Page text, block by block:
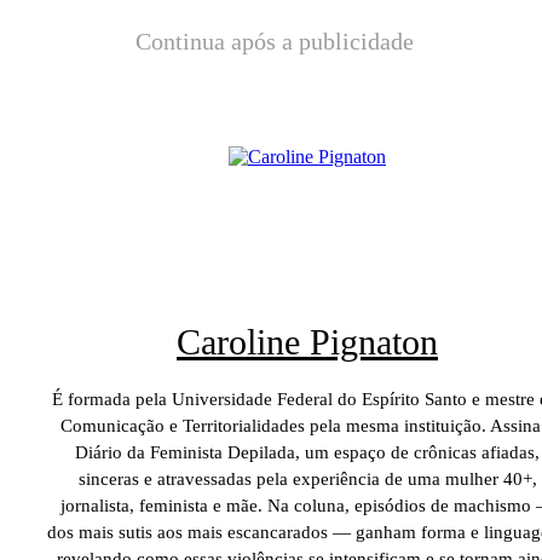
Continua após a publicidade
Caroline Pignaton
É formada pela Universidade Federal do Espírito Santo e mestre
Comunicação e Territorialidades pela mesma instituição.
Diário da Feminista Depilada, um espaço de crônicas afiadas,
sinceras e atravessadas pela experiência de uma mulher 40+,
jornalista, feminista e mãe. Na coluna, episódios de
dos mais sutis aos mais escancarados — ganham forma e